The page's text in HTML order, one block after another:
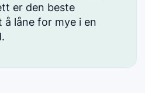
er den beste
låne for mye i en